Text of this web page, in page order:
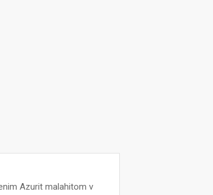
Azurit malahitom v